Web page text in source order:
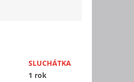
SLUCHÁTKA
1 rok